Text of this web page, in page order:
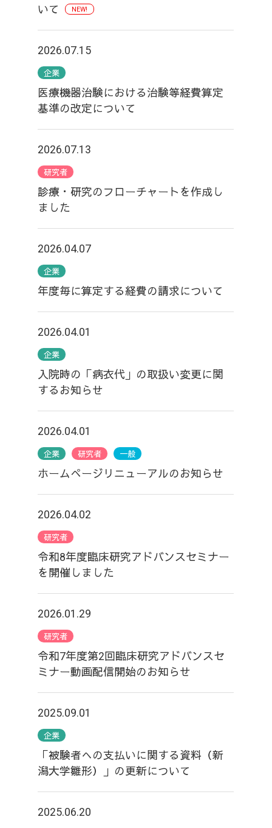
いて
NEW!
2026.07.15
企業
医療機器治験における治験等経費算定
基準の改定について
2026.07.13
研究者
診療・研究のフローチャートを作成し
ました
2026.04.07
企業
年度毎に算定する経費の請求について
2026.04.01
企業
入院時の「病衣代」の取扱い変更に関
するお知らせ
2026.04.01
企業 研究者 一般
ホームぺージリニューアルのお知らせ
2026.04.02
研究者
令和8年度臨床研究アドバンスセミナー
を開催しました
2026.01.29
研究者
令和7年度第2回臨床研究アドバンスセ
ミナー動画配信開始のお知らせ
2025.09.01
企業
「被験者への支払いに関する資料（新
潟大学雛形）」の更新について
2025.06.20